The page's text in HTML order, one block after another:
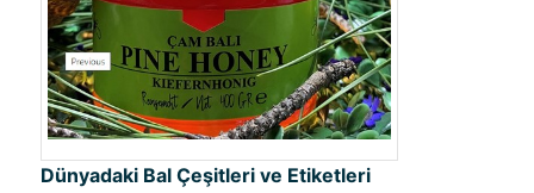
Dünyadaki Bal Çeşitleri ve Etiketleri